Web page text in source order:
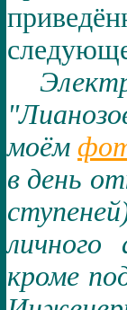
моём
в день
личного
кроме